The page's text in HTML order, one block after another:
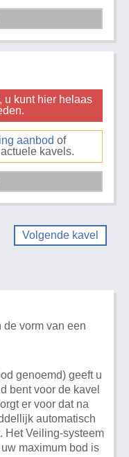
u kunt hier helaas
aanbod of
kavels.
Volgende kavel
vorm van een
genoemd) geeft u
bent voor de kavel
er voor dat na
automatisch
Het Veiling-systeem
maximum bod is